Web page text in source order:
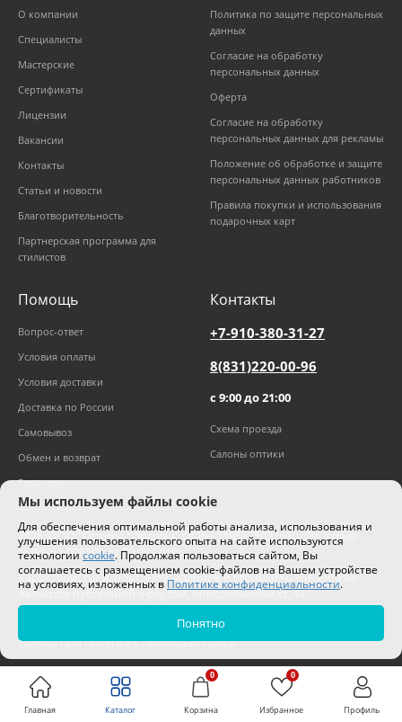
О компании
Специалисты
Мастерские
Сертификаты
Лицензии
Вакансии
Контакты
Статьи и новости
Благотворительность
Партнерская программа для
стилистов
Политика по защите персональных
данных
Согласие на обработку
персональных данных
Оферта
Согласие на обработку
персональных данных для рекламы
Положение об обработке и защите
персональных данных работников
Правила покупки и использования
подарочных карт
Помощь
Вопрос-ответ
Условия оплаты
Условия доставки
Доставка по России
Самовывоз
Обмен и возврат
Гарантии
Контакты
+7-910-380-31-27
8(831)220-00-96
с 9:00 до 21:00
Схема проезда
Салоны оптики
2026,ООО "Оптика "Оптима"ОГРН 1185275027630. Лицензия
№ЛО-52-006505 от 20.06.2019г.
Характеристики, описание, наличие и стоимость товаров не
являются публичной офертой, определяемой ст. 437
Гражданского кодекса РФ.
Цены на сайте могут отличаться от цен в салонах и действуют
только при покупке с помощью сайта.
Главная Каталог
0
Корзина
0
Избранное Профиль
Мы используем файлы cookie
Для обеспечения оптимальной работы анализа, использования и
улучшения пользовательского опыта на сайте используются
технологии cookie. Продолжая пользоваться сайтом, Вы
соглашаетесь с размещением cookie-файлов на Вашем устройстве
на условиях, изложенных в Политике конфиденциальности.
Понятно